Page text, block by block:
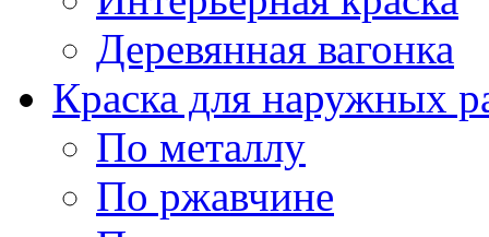
Деревянная вагонка
Краска для наружных
По металлу
По ржавчине